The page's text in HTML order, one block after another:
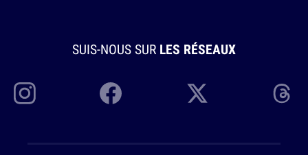
SUIS-NOUS SUR LES RÉSEAUX